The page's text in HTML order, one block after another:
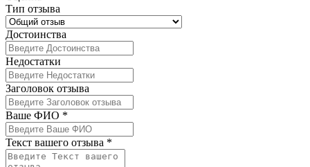
Тип отзыва
Достоинства
Недостатки
Заголовок отзыва
Ваше ФИО *
Текст вашего отзыва *